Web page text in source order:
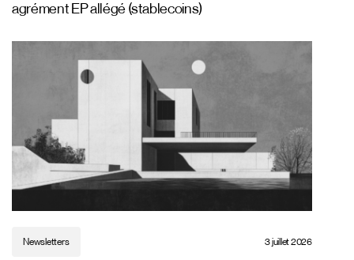
agrément EP allégé (stablecoins)
Newsletters 3 juillet 2026